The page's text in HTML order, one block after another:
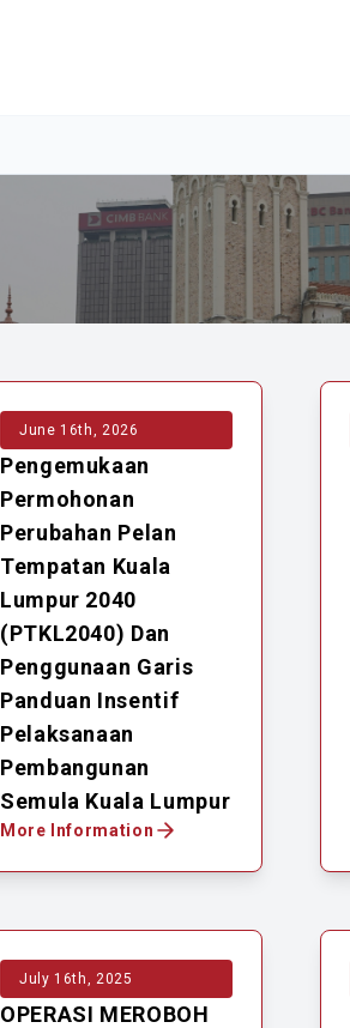
June 16th, 2026
Pengemukaan
Permohonan
Perubahan Pelan
Tempatan Kuala
Lumpur 2040
(PTKL2040) Dan
Penggunaan Garis
Panduan Insentif
Pelaksanaan
Pembangunan
Semula Kuala Lumpur
More Information
July 16th, 2025
OPERASI MEROBOH